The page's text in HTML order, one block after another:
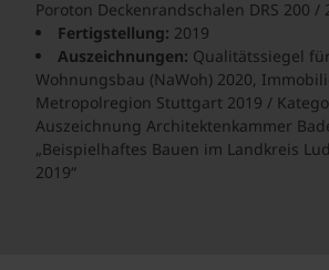
Poroton Deckenrandschalen DRS 200 /
Fertigstellung: 2019
Auszeichnungen: Qualitätssiegel
Wohnungsbau (NaWoh) 2020,
Metropolregion Stuttgart 2019 /
Auszeichnung Architektenkammer
„Beispielhaftes Bauen im Landkreis
2019“